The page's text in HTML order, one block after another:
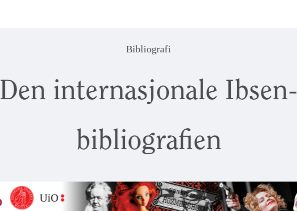
Bibliografi
Den internasjonale Ibsen-
bibliografien